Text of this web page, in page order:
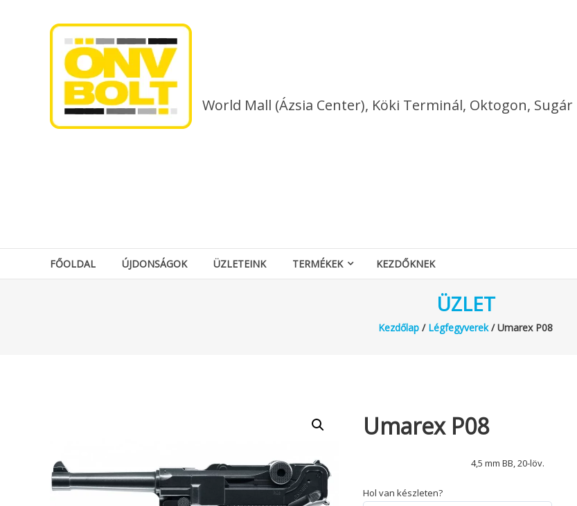
World Mall (Ázsia Center), Köki Terminál, Oktogon,
FŐOLDAL ÚJDONSÁGOK ÜZLETEINK TERMÉKEK KEZDŐKNEK
ÜZLET
Kezdőlap / Légfegyverek/ Umarex P08
Umarex P08
4,5 mm BB, 20-löv.
Hol van készleten?